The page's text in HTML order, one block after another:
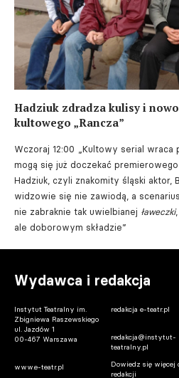
Hadziuk zdradza kulisy i
kultowego „Rancza”
Wczoraj 12:00
„Kultowy serial
mogą się już doczekać
Hadziuk, czyli znakomity śląski aktor,
widzowie się nie zawiodą, a
nie zabraknie tak uwielbianej ławeczki
ale doborowym składzie”
Wydawca i redakcja
Instytut Teatralny im.
Zbigniewa Raszewskiego
ul. Jazdów 1
00-467 Warszawa
www.e-teatr.pl
redakcja e-teatr.pl
redakcja@instytut-
teatralny.pl
Dowiedz się więcej
redakcji